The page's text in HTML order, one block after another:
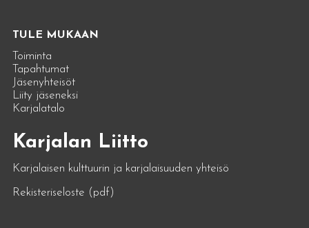
TULE MUKAAN
Toiminta
Tapahtumat
Jäsenyhteisöt
Liity jäseneksi
Karjalatalo
Karjalan Liitto
Karjalaisen kulttuurin ja karjalaisuuden yhteisö
Rekisteriseloste (pdf)